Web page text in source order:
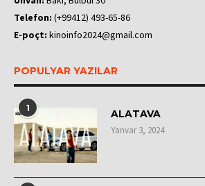
Telefon: (+99412) 493-65-86
E-poçt: kinoinfo2024@gmail.com
POPULYAR YAZILAR
1 ALATAVA
Yanvar 3, 2024